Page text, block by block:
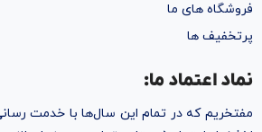
فروشگاه های ما
پرتخفیف ها
نماد اعتماد ما:
مفتخریم که در تمام این سال‌ها با خدمت